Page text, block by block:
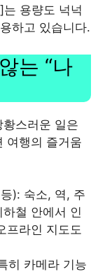
용량도 넉넉
하고 있습니다.
는 “나
스러운 일은
여행의 즐거움
): 숙소, 역, 주
철 안에서 인
프라인 지도도
히 카메라 기능